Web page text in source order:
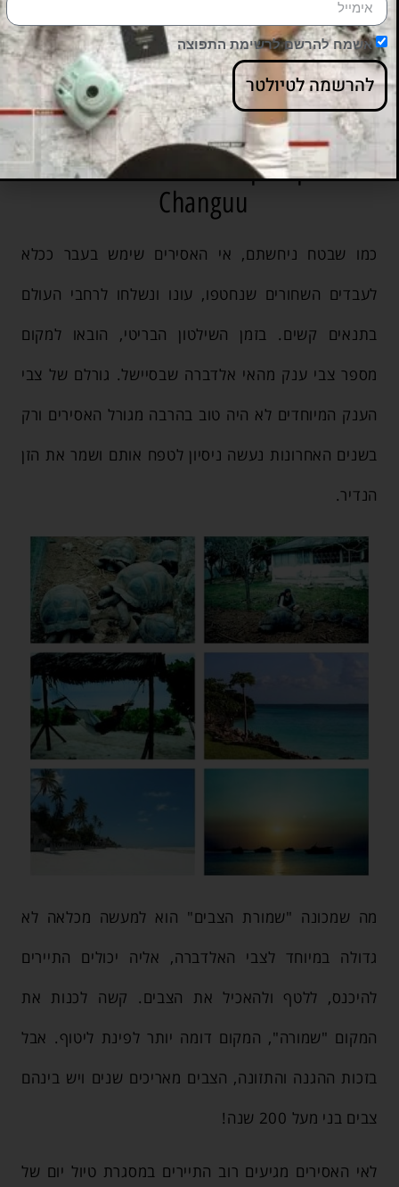
סטון טאון זנזיבר » אי האסירים
Changuu
כמו שבטח ניחשתם, אי האסירים שימש בעבר ככלא
לעבדים השחורים שנחטפו, עונו ונשלחו לרחבי העולם
בתנאים קשים. בזמן השילטון הבריטי, הובאו למקום
מספר צבי ענק מהאי אלדברה שבסיישל. גורלם של צבי
הענק המיוחדים לא היה טוב בהרבה מגורל האסירים ורק
בשנים האחרונות נעשה ניסיון לטפח אותם ושמר את הזן
הנדיר.
מה שמכונה "שמורת הצבים" הוא למעשה מכלאה לא
גדולה במיוחד לצבי האלדברה, אליה יכולים התיירים
להיכנס, ללטף ולהאכיל את הצבים. קשה לכנות את
המקום "שמורה", המקום דומה יותר לפינת ליטוף. אבל
בזכות ההגנה והתזונה, הצבים מאריכים שנים ויש בינהם
צבים בני מעל 200 שנה!
לאי האסירים מגיעים רוב התיירים במסגרת טיול יום של
אשמח להרשם לרשימת התפוצה
להרשמה לטיולטר